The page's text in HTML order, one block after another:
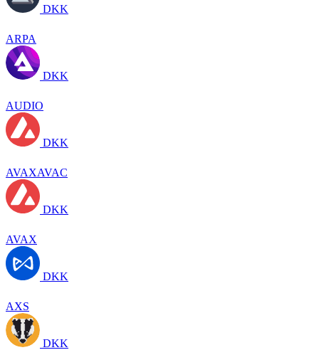
DKK
ARPA
DKK
AUDIO
DKK
AVAXAVAC
DKK
AVAX
DKK
AXS
DKK